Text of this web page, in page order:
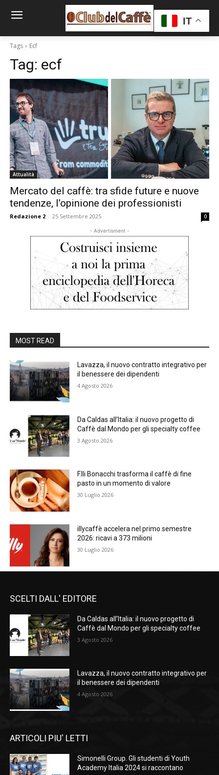
Tags Ecf
Tag: ecf
Attualità
Mercato del caffè: tra sfide future e nuove
tendenze, l’opinione dei professionisti
Redazione 2 - 25 Settembre 2025 0
- Advertisment -
MOST READ
Lavazza, il nuovo contratto integrativo per
il benessere dei dipendenti
4 Agosto 2026
Da Caldas all’Italia: il nuovo progetto di
Caffè dal Mondo per gli specialty coffee
3 Agosto 2026
F.lli Bonacchi trasforma il caffè di fine
pasto in un momento di valore
30 Luglio 2026
illycaffè accelera nel primo semestre
2026: ricavi a 373 milioni
30 Luglio 2026
SCELTI DALL' EDITORE
Da Caldas all’Italia: il nuovo progetto di
Caffè dal Mondo per gli specialty coffee
3 Agosto 2026
Lavazza, il nuovo contratto integrativo per
il benessere dei dipendenti
4 Agosto 2026
ARTICOLI PIU' LETTI
Simonelli Group. Gli studenti di Youth
Academy Italia 2024 si raccontano
IT